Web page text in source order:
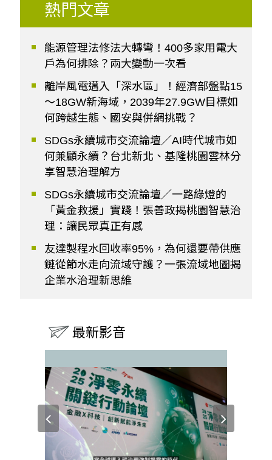
熱門文章
能源管理法修法大轉彎！400多家用電大
戶為何排除？兩大變動一次看
離岸風電邁入「深水區」！經濟部盤點15
～18GW新海域，2039年27.9GW目標如
何跨越生態、國安與併網挑戰？
SDGs永續城市交流論壇／AI時代城市如
何兼顧永續？台北新北、基隆桃園雲林分
享智慧治理解方
SDGs永續城市交流論壇／一路綠燈的
「黃金救援」實踐！張善政揭桃園智慧治
理：讓民眾真正有感
友達製程水回收率95%，為何還要帶供應
鏈從節水走向流域守護？一張流域地圖揭
企業水治理新思維
最新影音